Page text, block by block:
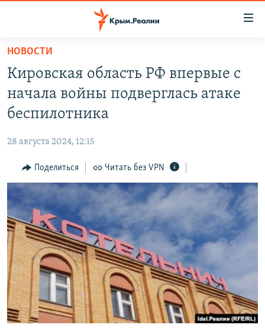
Вернуться
основному
содержанию
Вернутся
главной
навигации
Вернутся
поиску
СПЕЦПРОЕКТЫ
11 ЛЕТ ОККУПАЦИИ КРЫМА. 11 ИСТОРИЙ СОПРОТИВЛЕНИЯ
ВОДА
ЕЩЕ
ИНТЕРАКТИВ
ИНФОГРАФИКА
ТЕЛЕПРОЕКТ КРЫМ.РЕАЛИИ
СОВЕТЫ ПРАВОЗАЩИТНИКОВ
ПРОПАВШИЕ БЕЗ ВЕСТИ
ПОБЕДИТЕЛЕЙ НЕ СУДЯТ?
КРЫМ.НЕПОКОРЕННЫЙ
ELIFBE
РАДІО СВОБОДА
КАК ОБОЙТИ БЛОКИРОВКУ
Українською
Qırımtatar
ПРИСОЕДИНЯЙТЕСЬ!
НОВОСТИ
Кировская область РФ впервые с
начала войны подверглась атаке
беспилотника
28 августа 2024, 12:15
Поделиться Читать без VPN